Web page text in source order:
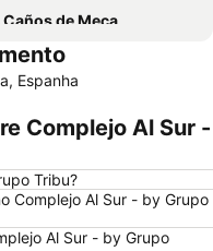
Caños de Meca
Virtual
de la Bahía de Cádiz
de Ferrocarril de Cádiz
de la Calzada
Espanha
Complejo Al Sur -
Tribu?
Complejo Al Sur - by Grupo
Al Sur - by Grupo